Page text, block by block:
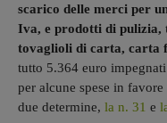
scarico delle merci per
Iva, e prodotti di pulizia,
tovaglioli di carta, carta
tutto 5.364 euro
per alcune spese in
due determine, la n. 31 e